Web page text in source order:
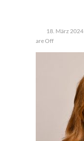
18. März 2024
are Off